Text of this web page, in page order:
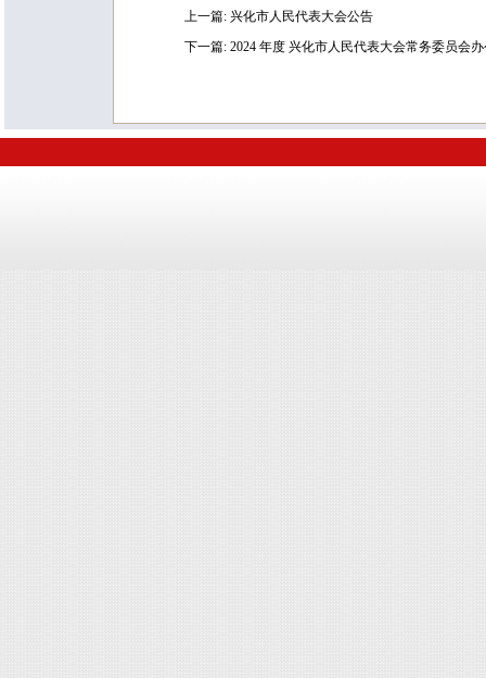
上一篇: 兴化市人民代表大会公告
下一篇: 2024 年度 兴化市人民代表大会常务委员会